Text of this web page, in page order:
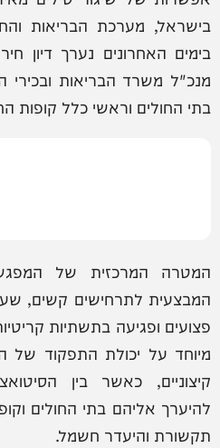
בישראל, מערכת הבריאות
בימים האחרונים נערך דיון
מנכ"ל משרד הבריאות
בתי החולים וראשי כלל קופות
המטרה המרכזית של
המבצעית לתרחישים קשים,
פצועים ופגיעה בתשתיות
מיוחד על יכולת התפקוד של
קיצוניים, כאשר בין
להיערך אליהם בתי החולים
תקשורת והיעדר חשמל.